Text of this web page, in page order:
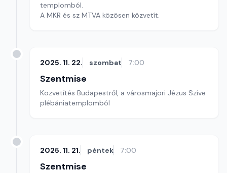
templomból.
A MKR és sz MTVA közösen közvetít.
2025. 11. 22. szombat 7:00
Szentmise
Közvetítés Budapestről, a városmajori Jézus Szíve
plébániatemplomból
2025. 11. 21. péntek 7:00
Szentmise